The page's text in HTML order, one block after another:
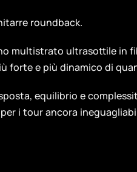
roundback.
multistrato ultrasottile in
forte e più dinamico di
equilibrio e
i tour ancora